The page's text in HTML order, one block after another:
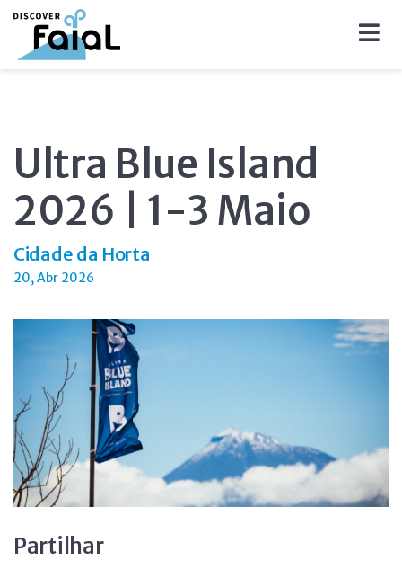
Ultra Blue Island
2026 | 1-3 Maio
Cidade da Horta
20, Abr 2026
Partilhar